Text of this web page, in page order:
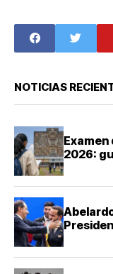
NOTICIAS
Examen
2026: